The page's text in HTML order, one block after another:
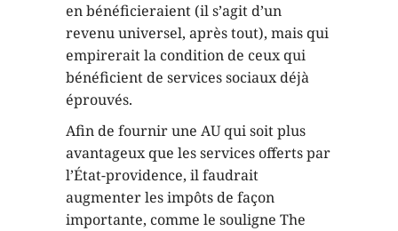
en bénéficieraient (il s’agit d’un
revenu universel, après tout), mais qui
empirerait la condition de ceux qui
bénéficient de services sociaux déjà
éprouvés.
Afin de fournir une AU qui soit plus
avantageux que les services offerts par
l’État-providence, il faudrait
augmenter les impôts de façon
importante, comme le souligne The